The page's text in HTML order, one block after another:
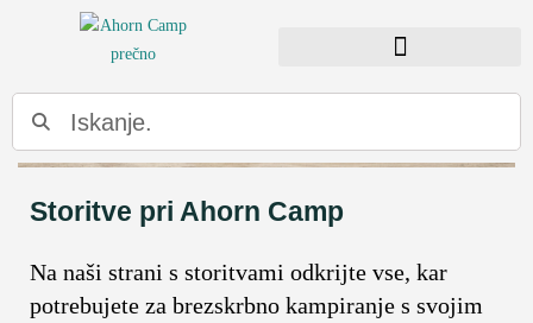
Storitve pri Ahorn Camp
Na naši strani s storitvami odkrijte vse, kar
potrebujete za brezskrbno kampiranje s svojim